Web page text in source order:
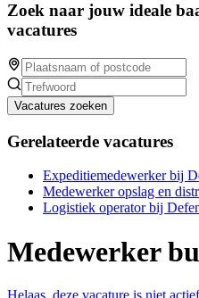
Zoek naar jouw ideale
vacatures
Vacatures zoeken
Gerelateerde vacatures
Expeditiemedewerker bij
Medewerker opslag en
Logistiek operator bij
Medewerker